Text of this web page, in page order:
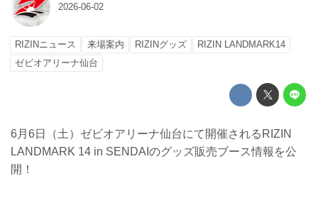
2026-06-02
RIZINニュース 来場案内 RIZINグッズ
RIZIN LANDMARK14
ゼビオアリーナ仙台
6月6日（土）ゼビオアリーナ仙台にて開催されるRIZIN
LANDMARK 14 in SENDAIのグッズ販売ブース情報を公
開！